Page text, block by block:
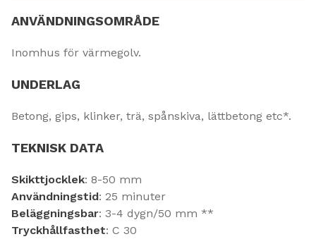
ANVÄNDNINGSOMRÅDE
Inomhus för värmegolv.
UNDERLAG
Betong, gips, klinker, trä, spånskiva, lättbetong etc*.
TEKNISK DATA
Skikttjocklek: 8-50 mm
Användningstid: 25 minuter
Beläggningsbar: 3-4 dygn/50 mm **
Tryckhållfasthet: C 30